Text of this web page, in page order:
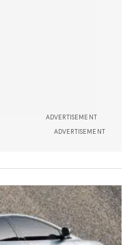
ADVERTISEMENT
ADVERTISEMENT